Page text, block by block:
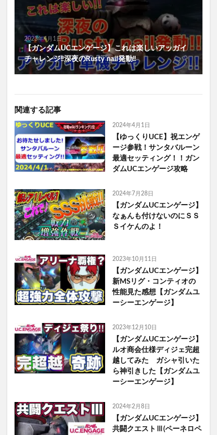
2023年4月1日
【ガンダムUCエンゲージ】これは楽しいアッガイ
チャレンジ‼️深夜のRusty nail発動‼️
関連する記事
2024年4月1日
【ゆっくりUCE】祝エンゲ
ージ参戦！サンタバルーン
最適セッティング！！ガン
ダムUCエンゲージ攻略
2024年7月28日
【ガンダムUCエンゲージ】
なぁんも付けないのにＳＳ
Ｓイケんのよ！
2023年10月11日
【ガンダムUCエンゲージ】
新MSリグ・コンティオの
性能見た感想【ガンダムユ
ーシーエンゲージ】
2023年12月10日
【ガンダムUCエンゲージ】
ルオ商会仕様ディジェ完超
越してみた ガシャ引いた
ら神引きした【ガンダムユ
ーシーエンゲージ】
2024年2月8日
【ガンダムUCエンゲージ】
共闘クエストⅢ(ペーネロペ